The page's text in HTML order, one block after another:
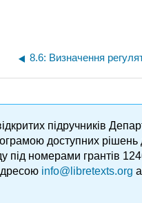
8.6: Визначення
підручників
доступних
під номерами грантів
info@libretexts.org